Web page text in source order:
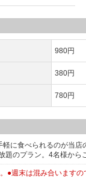
980円
380円
780円
に食べられるのが当
題のプラン。4名様から
●週末は混み合います